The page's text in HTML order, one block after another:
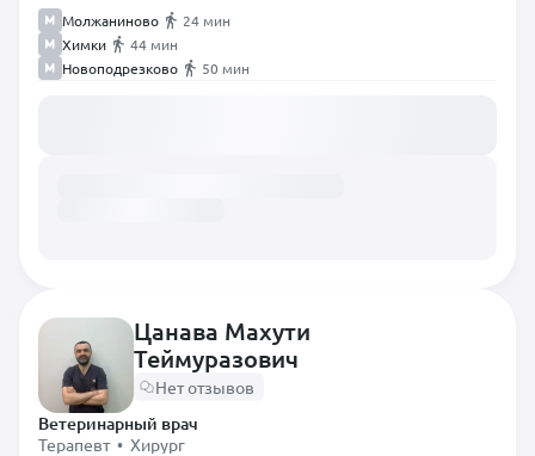
Молжаниново
24 мин
Химки
44 мин
Новоподрезково
50 мин
Цанава Махути
Теймуразович
Нет отзывов
Ветеринарный врач
Терапевт • Хирург